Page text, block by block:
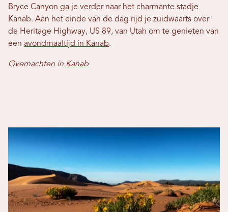
Bryce Canyon ga je verder naar het charmante stadje
Kanab. Aan het einde van de dag rijd je zuidwaarts over
de Heritage Highway, US 89, van Utah om te genieten van
een avondmaaltijd in Kanab.
Overnachten in Kanab